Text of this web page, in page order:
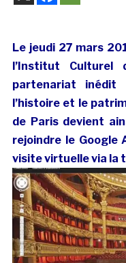
Le jeudi 27 mars
l’Institut Culturel
partenariat inédit
l’histoire et le
de Paris devient
rejoindre le
visite virtuelle via la